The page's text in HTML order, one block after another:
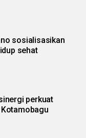
sosialisasikan
sehat
perkuat